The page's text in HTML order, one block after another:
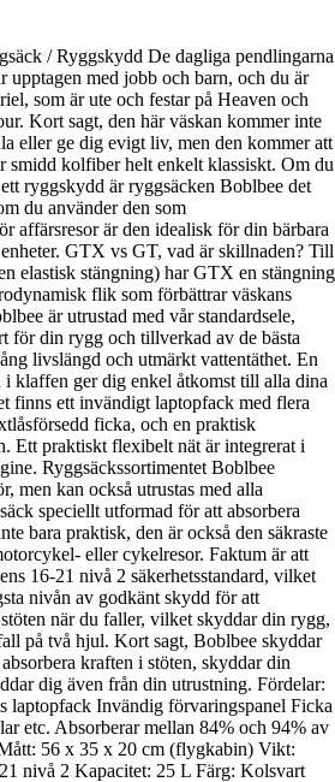
/ Ryggskydd De dagliga pendlingarna
upptagen med jobb och barn, och du är
som är ute och festar på Heaven och
Kort sagt, den här väskan kommer inte
eller ge dig evigt liv, men den kommer att
smidd kolfiber helt enkelt klassiskt. Om du
ryggskydd är ryggsäcken Boblbee det
du använder den som
affärsresor är den idealisk för din bärbara
GTX vs GT, vad är skillnaden? Till
elastisk stängning) har GTX en stängning
flik som förbättrar väskans
är utrustad med vår standardsele,
för din rygg och tillverkad av de bästa
livslängd och utmärkt vattentäthet. En
klaffen ger dig enkel åtkomst till alla dina
finns ett invändigt laptopfack med flera
ficka, och en praktisk
Ett praktiskt flexibelt nät är integrerat i
Ryggsäckssortimentet Boblbee
men kan också utrustas med alla
speciellt utformad för att absorbera
bara praktisk, den är också den säkraste
eller cykelresor. Faktum är att
16-21 nivå 2 säkerhetsstandard, vilket
nivån av godkänt skydd för att
när du faller, vilket skyddar din rygg,
på två hjul. Kort sagt, Boblbee skyddar
kraften i stöten, skyddar din
dig även från din utrustning. Fördelar:
laptopfack Invändig förvaringspanel Ficka
etc. Absorberar mellan 84% och 94% av
56 x 35 x 20 cm (flygkabin) Vikt:
nivå 2 Kapacitet: 25 L Färg: Kolsvart